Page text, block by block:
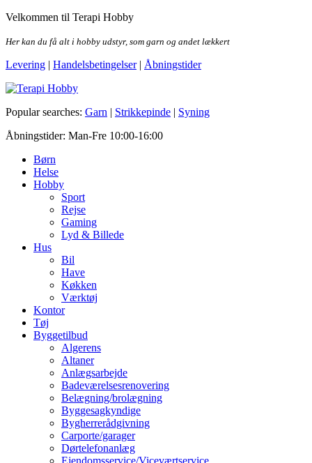
Skip
the
Velkommen til Terapi Hobby
Her kan du få alt i hobby udstyr, som garn og andet lækkert
Levering | Handelsbetingelser| Åbningstider
Terapi Hobby
Popular searches: Garn | Strikkepinde | Syning
Åbningstider: Man-Fre 10:00-16:00
Børn
Helse
Hobby
Sport
Rejse
Gaming
Lyd & Billede
Hus
Bil
Have
Køkken
Værktøj
Kontor
Tøj
Byggetilbud
Algerens
Altaner
Anlægsarbejde
Badeværelsesrenovering
Belægning/brolægning
Byggesagkyndige
Bygherrerådgivning
Carporte/garager
Dørtelefonanlæg
Ejendomsservice/Viceværtservice